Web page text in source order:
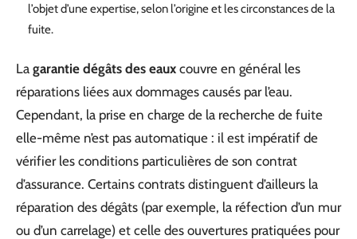
l’objet d’une expertise, selon l’origine et les circonstances de la
fuite.
La garantie dégâts des eaux couvre en général les
réparations liées aux dommages causés par l’eau.
Cependant, la prise en charge de la recherche de fuite
elle-même n’est pas automatique : il est impératif de
vérifier les conditions particulières de son contrat
d’assurance. Certains contrats distinguent d’ailleurs la
réparation des dégâts (par exemple, la réfection d’un mur
ou d’un carrelage) et celle des ouvertures pratiquées pour